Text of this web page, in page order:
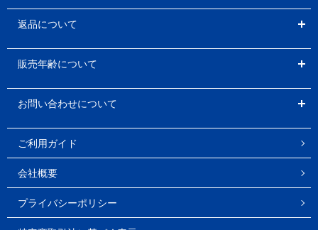
返品について
販売年齢について
お問い合わせについて
ご利用ガイド
会社概要
プライバシーポリシー